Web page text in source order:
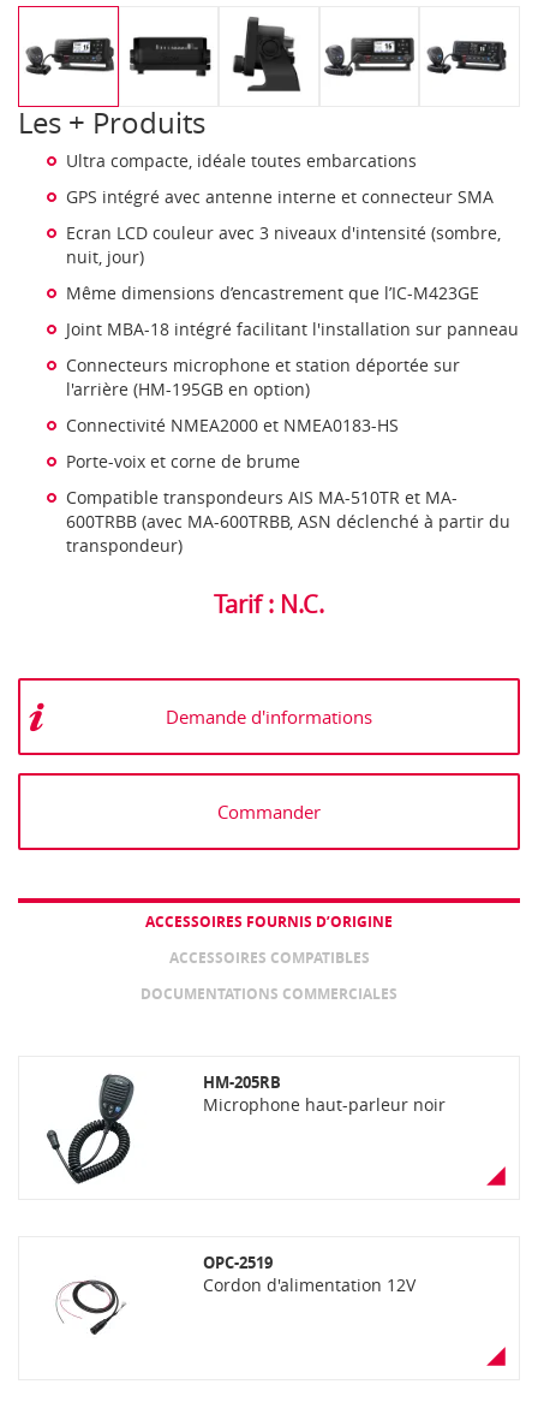
Les + Produits
Ultra compacte, idéale toutes embarcations
GPS intégré avec antenne interne et connecteur SMA
Ecran LCD couleur avec 3 niveaux d'intensité (sombre,
nuit, jour)
Même dimensions d’encastrement que l’IC-M423GE
Joint MBA-18 intégré facilitant l'installation sur panneau
Connecteurs microphone et station déportée sur
l'arrière (HM-195GB en option)
Connectivité NMEA2000 et NMEA0183-HS
Porte-voix et corne de brume
Compatible transpondeurs AIS MA-510TR et MA-
600TRBB (avec MA-600TRBB, ASN déclenché à partir du
transpondeur)
Tarif : N.C.
Demande d'informations
Commander
ACCESSOIRES FOURNIS D’ORIGINE
ACCESSOIRES COMPATIBLES
DOCUMENTATIONS COMMERCIALES
HM-205RB
Microphone haut-parleur noir
OPC-2519
Cordon d'alimentation 12V